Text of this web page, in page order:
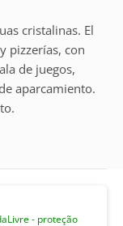
cristalinas. El
pizzerías, con
de juegos,
aparcamiento.
- proteção